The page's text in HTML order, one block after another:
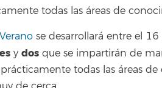
todas las áreas de
se desarrollará entre el
y dos que se impartirán de
todas las áreas